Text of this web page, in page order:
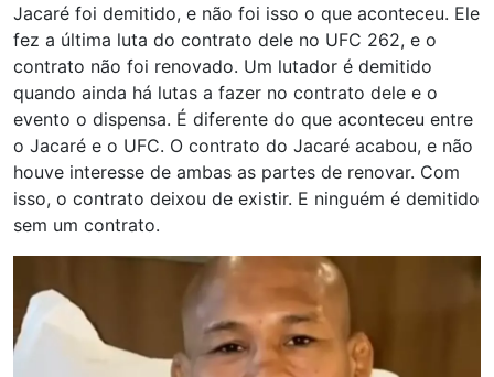
Jacaré foi demitido, e não foi isso o que aconteceu. Ele
fez a última luta do contrato dele no UFC 262, e o
contrato não foi renovado. Um lutador é demitido
quando ainda há lutas a fazer no contrato dele e o
evento o dispensa. É diferente do que aconteceu entre
o Jacaré e o UFC. O contrato do Jacaré acabou, e não
houve interesse de ambas as partes de renovar. Com
isso, o contrato deixou de existir. E ninguém é demitido
sem um contrato.